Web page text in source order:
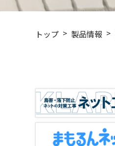
トップ 製品情報